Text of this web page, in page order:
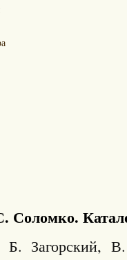
Соломко.
Загорский,